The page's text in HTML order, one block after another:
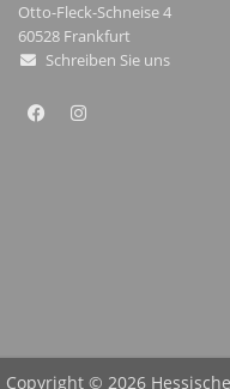
Otto-Fleck-Schneise 4
60528 Frankfurt
Schreiben Sie uns
Copyright © 2026